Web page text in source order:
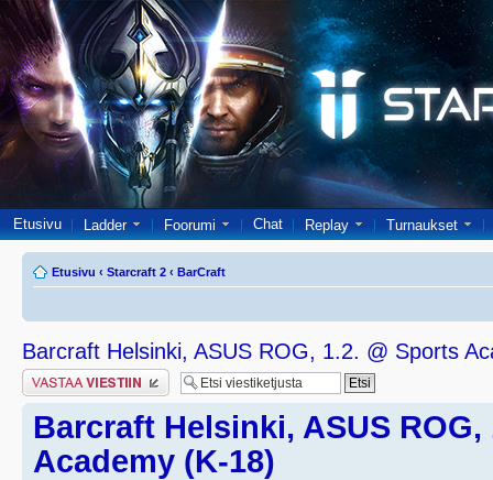
Etusivu Ladder Foorumi Chat Replay Turnaukset
Etusivu ‹ Starcraft 2 ‹ BarCraft
Barcraft Helsinki, ASUS ROG, 1.2. @ Sports
Lähetä vastaus
Barcraft Helsinki, ASUS ROG,
Academy (K-18)